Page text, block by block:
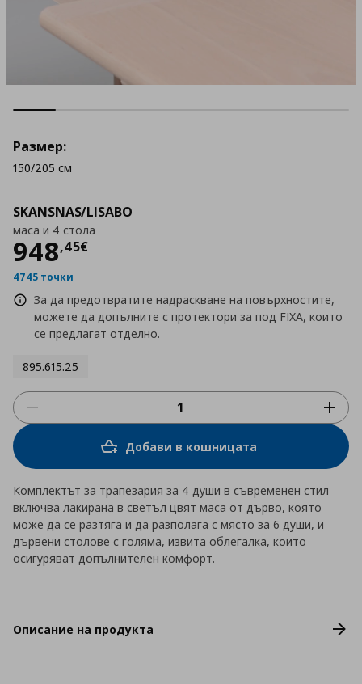
SKANSNAS/LISABO
маса и 4 стола
948,45€
Цена948,45 €
4745 точки
За да предотвратите надраскване на повърхностите,
можете да допълните с протектори за под FIXA, които
се предлагат отделно.
895.615.25
Размер:
150/205 см
Добави в кошницата
Комплектът за трапезария за 4 души в съвременен стил
включва лакирана в светъл цвят маса от дърво, която
може да се разтяга и да разполага с място за 6 души, и
дървени столове с голяма, извита облегалка, които
осигуряват допълнителен комфорт.
Описание на продукта